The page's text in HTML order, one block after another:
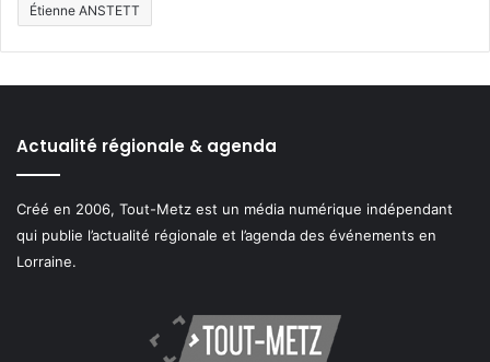
Étienne ANSTETT
Actualité régionale & agenda
Créé en 2006, Tout-Metz est un média numérique indépendant
qui publie l’actualité régionale et l’agenda des événements en
Lorraine.